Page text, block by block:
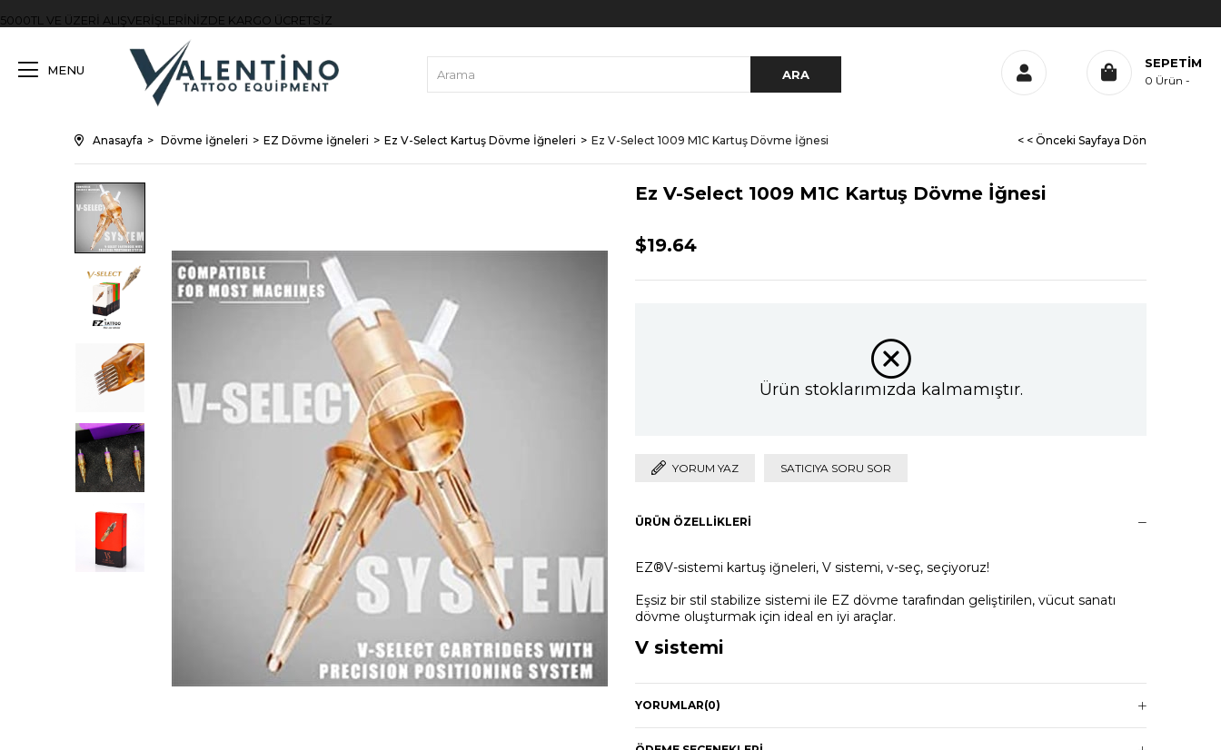
5000TL VE ÜZERİ ALIŞVERİŞLERİNİZDE KARGO ÜCRETSİZ
MENU SEPETIM
0 Ürün
Anasayfa Dövme İğneleri EZ Dövme İğneleri Ez V-Select Kartuş Dövme İğneleri Ez V-Select 1009 M1C Kartuş Dövme İğnesi < < Önceki Sayfaya Dön
Ez V-Select 1009 M1C Kartuş Dövme İğnesi
$19.64
Ürün stoklarımızda kalmamıştır.
YORUM YAZ SATICIYA SORU SOR
ÜRÜN ÖZELLIKLERI
EZ®V-sistemi kartuş iğneleri, V sistemi, v-seç, seçiyoruz!
Eşsiz bir stil stabilize sistemi ile EZ dövme tarafından geliştirilen, vücut sanatı
dövme oluşturmak için ideal en iyi araçlar.
V sistemi
V-sistemi tarafından desteklenmektedir, v-select kartuşları dövme için aşırı
performans oluşturmak için hassas konumlandırma sistemi ve elastik membran
YORUMLAR(0)